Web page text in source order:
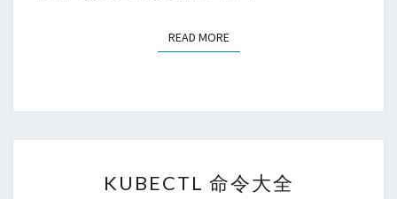
自
交
“任
READ MOREREAD MORE
命
KUBECTL 命令大全